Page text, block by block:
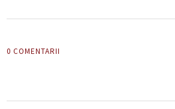
0 COMENTARII